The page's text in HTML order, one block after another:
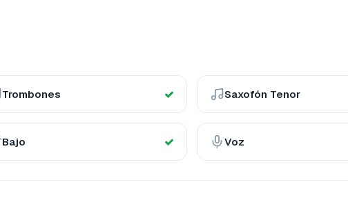
Trombones Saxofón Tenor
Bajo Voz